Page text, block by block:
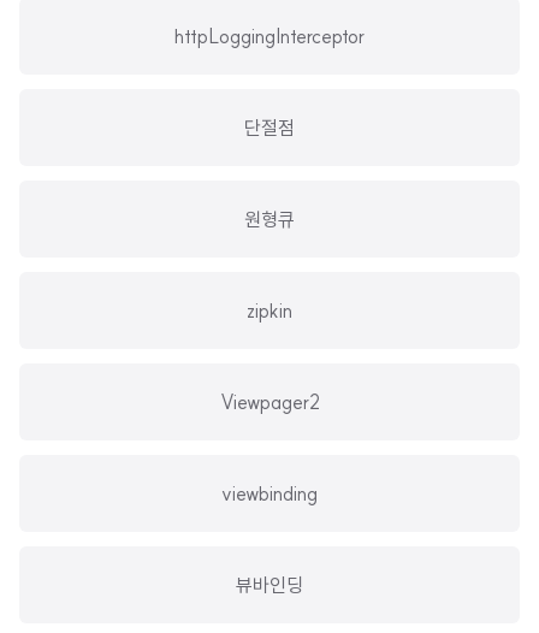
httpLoggingInterceptor
단절점
원형큐
zipkin
Viewpager2
viewbinding
뷰바인딩